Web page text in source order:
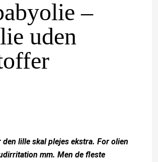
–
uden
lille skal plejes ekstra. For olien
mm. Men de fleste